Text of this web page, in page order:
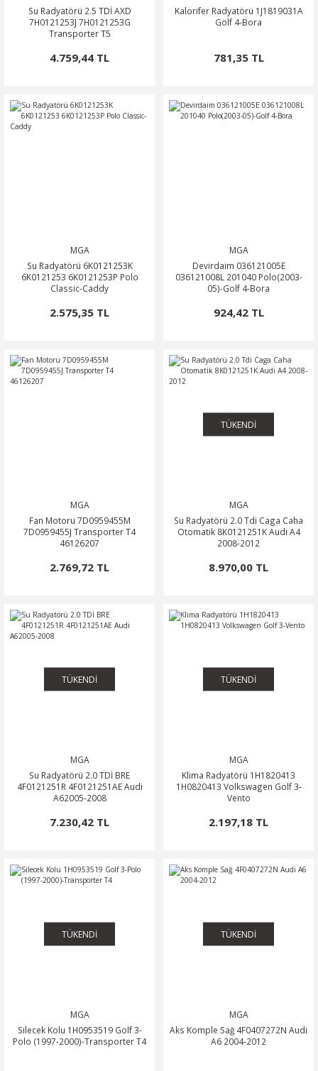
Su Radyatörü 2.5 TDİ AXD
7H0121253J 7H0121253G
Transporter T5
4.759,44 TL
Kalorifer Radyatörü 1J1819031A
Golf 4-Bora
781,35 TL
MGA
Su Radyatörü 6K0121253K
6K0121253 6K0121253P Polo
Classic-Caddy
2.575,35 TL
MGA
Devirdaim 036121005E
036121008L 201040 Polo(2003-
05)-Golf 4-Bora
924,42 TL
MGA
Fan Motoru 7D0959455M
7D0959455J Transporter T4
46126207
2.769,72 TL
TÜKENDİ
MGA
Su Radyatörü 2.0 Tdi Caga Caha
Otomatik 8K0121251K Audi A4
2008-2012
8.970,00 TL
TÜKENDİ
MGA
Su Radyatörü 2.0 TDİ BRE
4F0121251R 4F0121251AE Audi
A62005-2008
7.230,42 TL
TÜKENDİ
MGA
Klima Radyatörü 1H1820413
1H0820413 Volkswagen Golf 3-
Vento
2.197,18 TL
TÜKENDİ
MGA
Silecek Kolu 1H0953519 Golf 3-
Polo (1997-2000)-Transporter T4
TÜKENDİ
MGA
Aks Komple Sağ 4F0407272N Audi
A6 2004-2012